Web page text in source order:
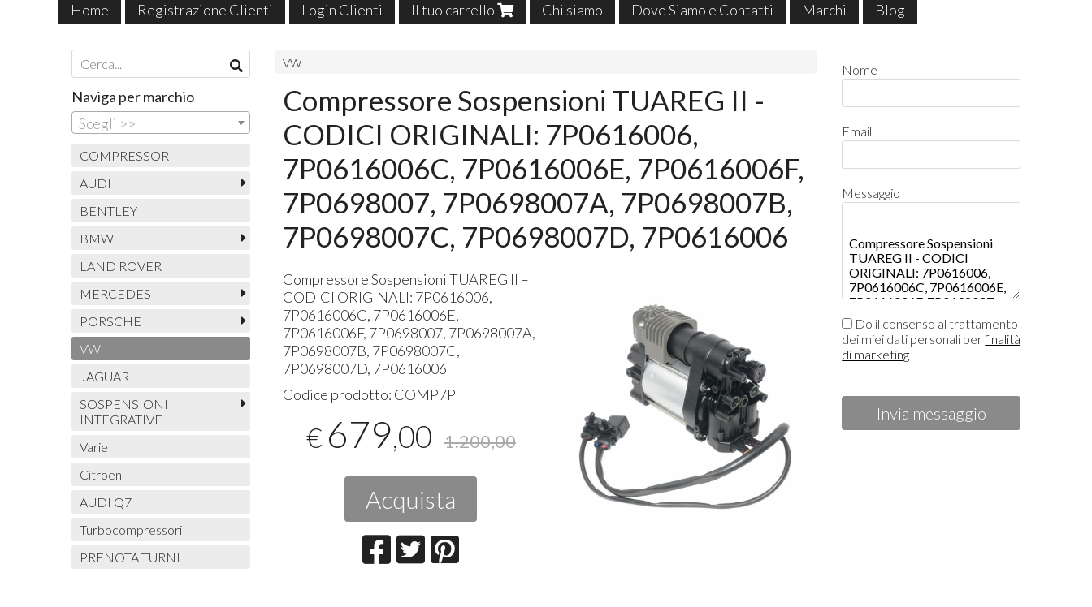
Home Registrazione Clienti Login Clienti Il tuo carrello Chi siamo Dove Siamo e Contatti Marchi
Blog
VW
Compressore Sospensioni TUAREG II -
CODICI ORIGINALI: 7P0616006,
7P0616006C, 7P0616006E, 7P0616006F,
7P0698007, 7P0698007A, 7P0698007B,
7P0698007C, 7P0698007D, 7P0616006
Compressore Sospensioni TUAREG II –
CODICI ORIGINALI: 7P0616006,
7P0616006C, 7P0616006E,
7P0616006F, 7P0698007, 7P0698007A,
7P0698007B, 7P0698007C,
7P0698007D, 7P0616006
Codice prodotto: COMP7P
€ 679,00 1.200,00
Acquista
Naviga per marchio
Scegli >>
COMPRESSORI
AUDI
BENTLEY
BMW
LAND ROVER
MERCEDES
PORSCHE
VW
JAGUAR
SOSPENSIONI
INTEGRATIVE
Varie
Citroen
AUDI Q7
Turbocompressori
PRENOTA TURNI
Nome
Email
Messaggio
Do il consenso al trattamento
dei miei dati personali perfinalità
di marketing
Invia messaggio